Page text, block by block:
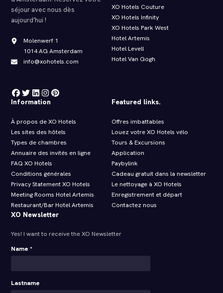
séjour avec nous dès
aujourd’hui !
Molenwerf 1
1014 AG Amsterdam
info@xohotels.com
XO Hotels Couture
XO Hotels Infinity
XO Hotels Park West
Hotel Artemis
Hotel Levell
Hotel Van Gogh
Information
À propos de XO Hotels
Les sites des hôtels
Types de chambres
Annuaire des invités en ligne
FAQ XO Hotels
Conditions générales
Privacy Statement XO Hotels
Meeting Rooms Hotel Artemis
Restaurant/Bar Hotel Artemis
Featured links.
Offres imbattables
Louez votre XO Hotels vélo
Tours & Excursions
Application
Paybylink
Cadeau gratuit dans la newsletter
Le nettoyage à XO Hotels
Enregistrement et départ
Contactez nous
XO Newsletter
Yes! I want to receive the XO Newsletter
Name *
Lastname